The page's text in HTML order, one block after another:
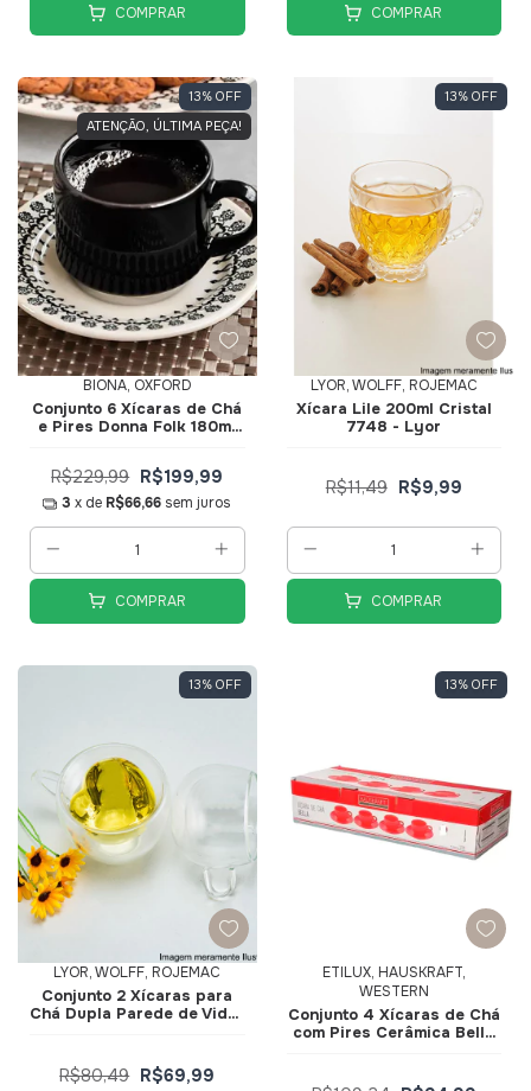
COMPRAR COMPRAR
13% OFF
ATENÇÃO, ÚLTIMA PEÇA!
BIONA, OXFORD
Conjunto 6 Xícaras de Ch
e Pires Donna Folk 180ml
R$229,99 R$199,99
3 x de R$66,66 sem juros
COMPRAR
13% OFF
LYOR, WOLFF, ROJEMAC
Xícara Lile 200ml Cristal
7748 - Lyor
R$11,49 R$9,99
COMPRAR
13% OFF
LYOR, WOLFF, ROJEMAC
Conjunto 2 Xícaras para
Chá Dupla Parede de Vidro
- Lyor
R$80,49 R$69,99
13% OFF
ETILUX, HAUSKRAFT,
WESTERN
Conjunto 4 Xícaras de Ch
com Pires Cerâmica Bella